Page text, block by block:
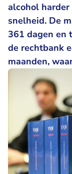
alcohol
snelheid. De
361 dagen en
de rechtbank
maanden,